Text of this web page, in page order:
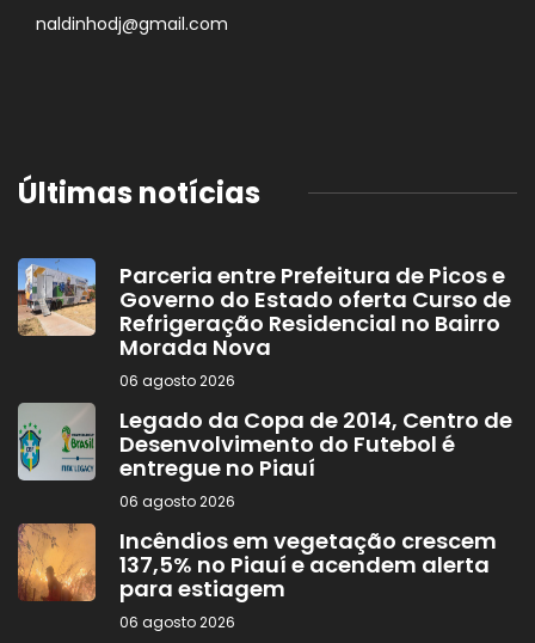
naldinhodj@gmail.com
Últimas notícias
Parceria entre Prefeitura de Picos e
Governo do Estado oferta Curso de
Refrigeração Residencial no Bairro
Morada Nova
06 agosto 2026
Legado da Copa de 2014, Centro de
Desenvolvimento do Futebol é
entregue no Piauí
06 agosto 2026
Incêndios em vegetação crescem
137,5% no Piauí e acendem alerta
para estiagem
06 agosto 2026